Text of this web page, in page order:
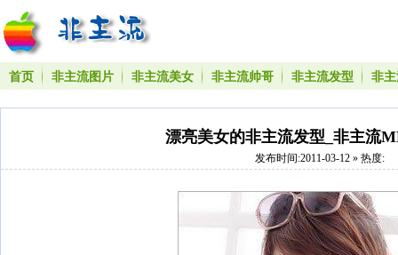
首页 非主流图片 非主流美女 非主流帅哥 非主流发型 非
漂亮美女的非主流发型_非主流
发布时间:2011-03-12 » 热度: